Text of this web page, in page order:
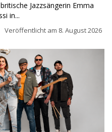
Jazzsängerin Emma
in...
Veröffentlicht am 8. August 2026